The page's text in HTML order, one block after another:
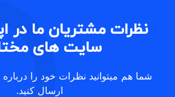
نظرات مشتریان ما در
سایت های
شما هم میتوانید نظرات خود را
ارسال کنید.